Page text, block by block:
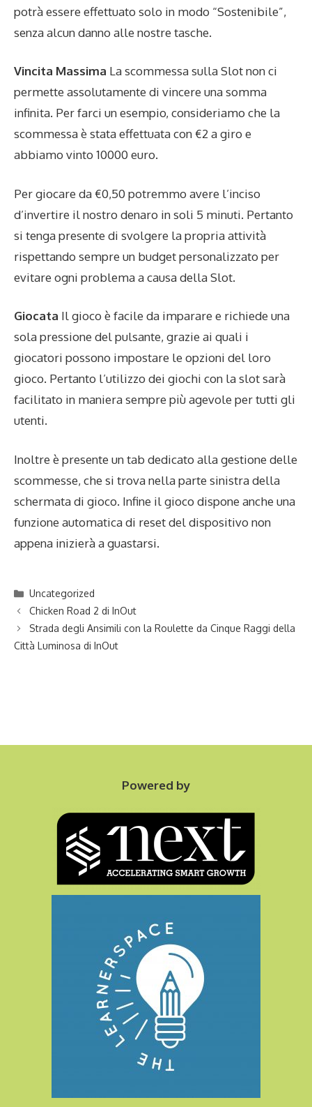
potrà essere effettuato solo in modo “Sostenibile”,
senza alcun danno alle nostre tasche.
Vincita Massima La scommessa sulla Slot non ci
permette assolutamente di vincere una somma
infinita. Per farci un esempio, consideriamo che la
scommessa è stata effettuata con €2 a giro e
abbiamo vinto 10000 euro.
Per giocare da €0,50 potremmo avere l’inciso
d’invertire il nostro denaro in soli 5 minuti. Pertanto
si tenga presente di svolgere la propria attività
rispettando sempre un budget personalizzato per
evitare ogni problema a causa della Slot.
Giocata Il gioco è facile da imparare e richiede una
sola pressione del pulsante, grazie ai quali i
giocatori possono impostare le opzioni del loro
gioco. Pertanto l’utilizzo dei giochi con la slot sarà
facilitato in maniera sempre più agevole per tutti gli
utenti.
Inoltre è presente un tab dedicato alla gestione delle
scommesse, che si trova nella parte sinistra della
schermata di gioco. Infine il gioco dispone anche una
funzione automatica di reset del dispositivo non
appena inizierà a guastarsi.
Categories
Uncategorized
Chicken Road 2 di InOut
Strada degli Ansimili con la Roulette da Cinque Raggi della
Città Luminosa di InOut
Powered by